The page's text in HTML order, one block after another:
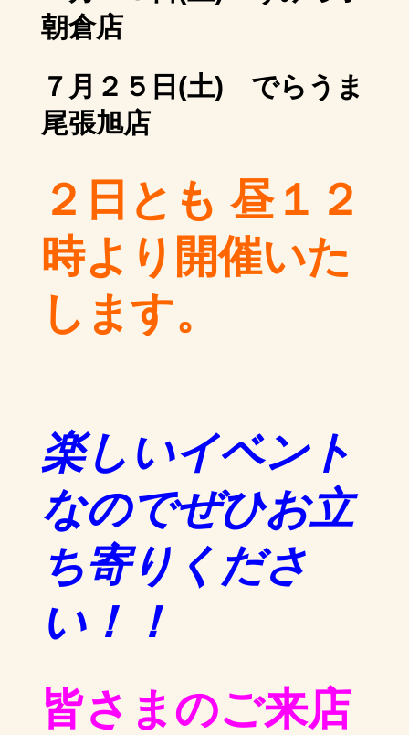
朝倉店
７月２５日(土) でらうま
尾張旭店
２日とも 昼１２
時より開催いた
します。
楽しいイベント
なのでぜひお立
ち寄りくださ
い！！
皆さまのご来店